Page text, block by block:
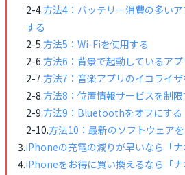
方法4：バッテリー消費の多い
する
方法5：Wi-Fiを使用する
方法6：背景で起動しているア
方法7：音楽アプリのイコライ
方法8：位置情報サービスを制限
方法9：Bluetoothをオフにする
方法10：最新のソフトウェア
iPhoneの充電の減りが早いなら「
iPhoneをお得に買い換えるなら「ナ